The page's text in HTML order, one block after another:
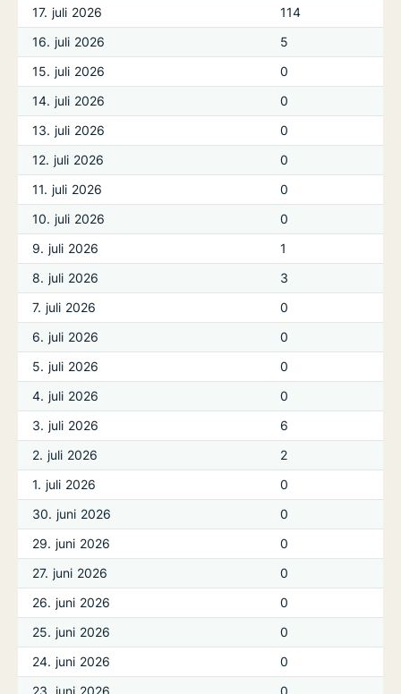
17. juli 2026
114
16. juli 2026
5
15. juli 2026
0
14. juli 2026
0
13. juli 2026
0
12. juli 2026
0
11. juli 2026
0
10. juli 2026
0
9. juli 2026
1
8. juli 2026
3
7. juli 2026
0
6. juli 2026
0
5. juli 2026
0
4. juli 2026
0
3. juli 2026
6
2. juli 2026
2
1. juli 2026
0
30. juni 2026
0
29. juni 2026
0
27. juni 2026
0
26. juni 2026
0
25. juni 2026
0
24. juni 2026
0
23. juni 2026
0